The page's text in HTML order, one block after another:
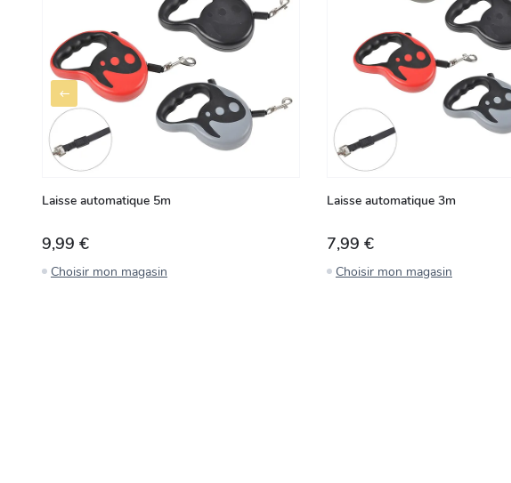
Laisse automatique 5m
9,99 €
Choisir mon magasin
Laisse automatique 3m
7,99 €
Choisir mon magasin